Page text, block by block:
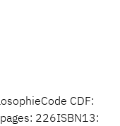
CDF:
226ISBN13: